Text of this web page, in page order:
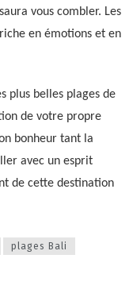
vous combler. Les
en émotions et en
plus belles plages de
de votre propre
bonheur tant la
avec un esprit
de cette destination
plages Bali